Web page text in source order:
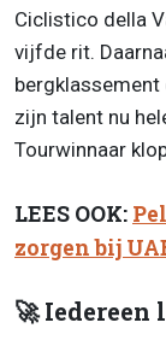
Ciclistico della
vijfde rit.
bergklassement
zijn talent nu
Tourwinnaar
LEES OOK:
zorgen bij
🚀 Iedereen